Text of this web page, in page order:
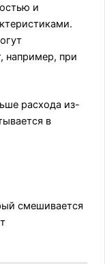
и
например, при
расхода из-
в
смешивается